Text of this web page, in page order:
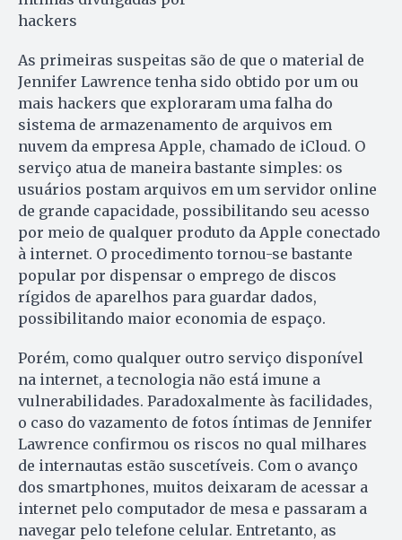
hackers
As primeiras suspeitas são de que o material de
Jennifer Lawrence tenha sido obtido por um ou
mais hackers que exploraram uma falha do
sistema de armazenamento de arquivos em
nuvem da empresa Apple, chamado de iCloud. O
serviço atua de maneira bastante simples: os
usuários postam arquivos em um servidor online
de grande capacidade, possibilitando seu acesso
por meio de qualquer produto da Apple conectado
à internet. O procedimento tornou-se bastante
popular por dispensar o emprego de discos
rígidos de aparelhos para guardar dados,
possibilitando maior economia de espaço.
Porém, como qualquer outro serviço disponível
na internet, a tecnologia não está imune a
vulnerabilidades. Paradoxalmente às facilidades,
o caso do vazamento de fotos íntimas de Jennifer
Lawrence confirmou os riscos no qual milhares
de internautas estão suscetíveis. Com o avanço
dos smartphones, muitos deixaram de acessar a
internet pelo computador de mesa e passaram a
navegar pelo telefone celular. Entretanto, as